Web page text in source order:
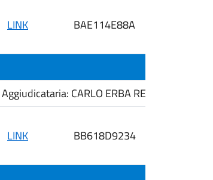
LINK BAE114E88A
CARLO ERBA REAGENTS S.R.L.
LINK BB618D9234